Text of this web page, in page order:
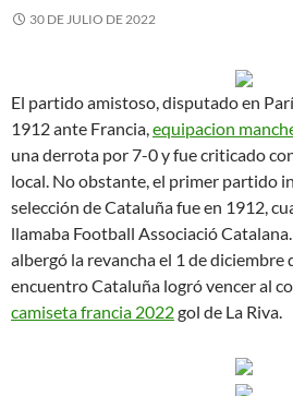
30 DE JULIO DE 2022
El partido amistoso, disputado en
1912 ante Francia,equipacion
una derrota por 7-0 y fue criticado
local. No obstante, el primer partido
selección de Cataluña fue en 1912,
llamaba Football Associació
albergó la revancha el 1 de diciembre
encuentro Cataluña logró vencer al
camiseta francia 2022gol de La Riva.